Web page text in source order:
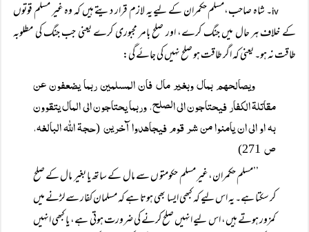
iv۔ شاہ صاحب،مسلم حکمران کے لیے یہ لازم قرار دیتے ہیں کہ وہ غیر مسلم قوتوں
کے خلاف ہر حال میں جنگ کرے، اور صلح بامر مجبوری کرے یعنی جب جنگ کی مطلوبہ
طاقت نہ ہو۔ یعنی کہ اگر طاقت ہو صلح نہیں کی جائے گی:
ویصالحھم بمال وبغیر مال فان المسلمین ربما یضعفون عن
مقاتلۃ الکفار فیحتاجون الی الصلح، وربما یحتاجون الی المال یتقوون
بہ او الی ان یامنوا من شر قوم فیجاھدوا آخرین(حجۃ اللہ البالغہ،
ص271)
’’مسلم حکمران،غیر مسلم حکومتو ں سے مال کے ساتھ یا بغیر مال کے صلح
کر سکتا ہے۔ یہ اس لیے کہ کبھی ایسا بھی ہوتا ہے کہ مسلمان کفار سے لڑنے میں
کمزور ہوتے ہیں، اس لیے انہیں صلح کرنے کی ضرورت ہوتی ہے، یا کبھی انہیں